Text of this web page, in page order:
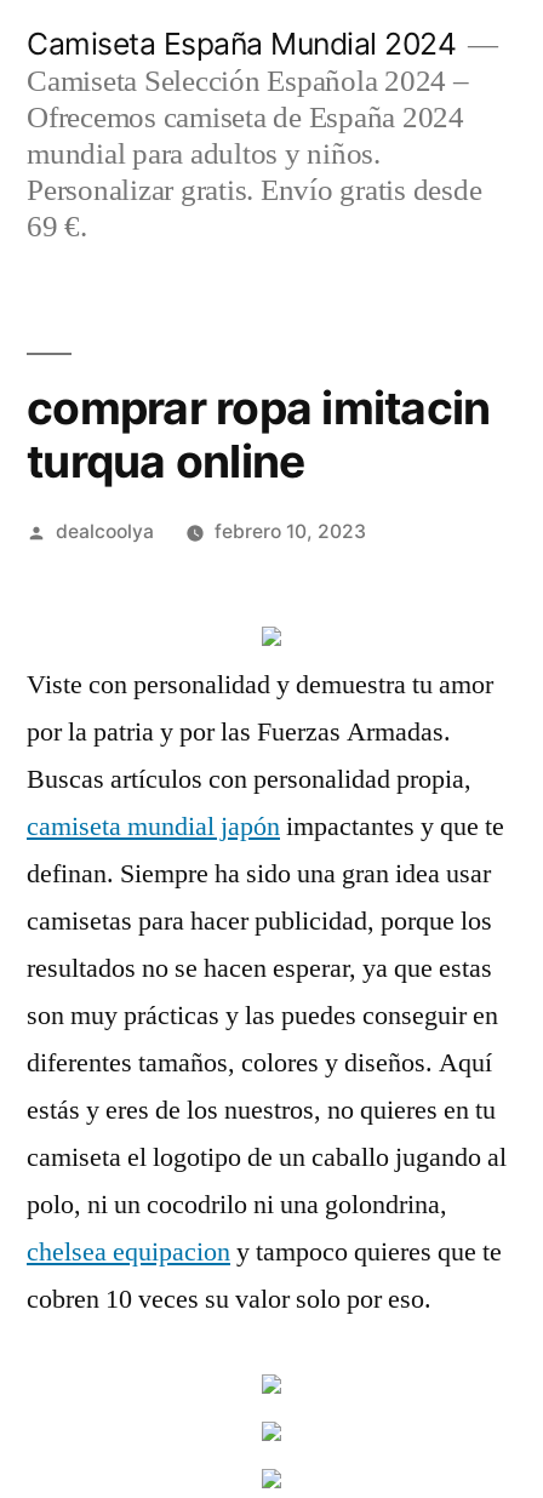
contenido
Camiseta España Mundial 2024
Camiseta Selección Española 2024 –
Ofrecemos camiseta de España 2024
mundial para adultos y niños.
Personalizar gratis. Envío gratis desde
69 €.
comprar ropa imitacin
turqua online
Publicado
dealcoolya febrero 10, 2023
Viste con personalidad y demuestra tu amor
por la patria y por las Fuerzas Armadas.
Buscas artículos con personalidad propia,
camiseta mundial japónimpactantes y que te
definan. Siempre ha sido una gran idea usar
camisetas para hacer publicidad, porque los
resultados no se hacen esperar, ya que estas
son muy prácticas y las puedes conseguir en
diferentes tamaños, colores y diseños. Aquí
estás y eres de los nuestros, no quieres en tu
camiseta el logotipo de un caballo jugando al
polo, ni un cocodrilo ni una golondrina,
chelsea equipaciony tampoco quieres que te
cobren 10 veces su valor solo por eso.